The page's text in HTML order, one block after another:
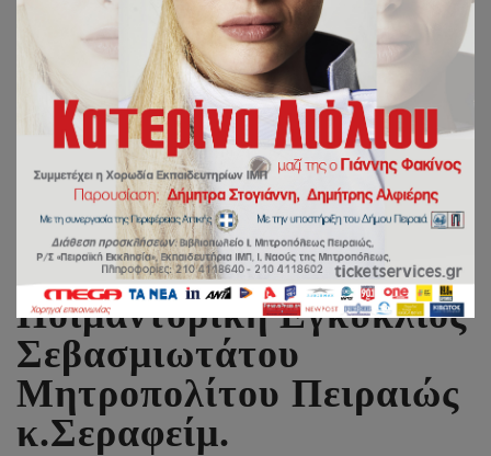
Χριστουγεννιάτικη
Ποιμαντορική Εγκύκλιος
Σεβασμιωτάτου
Μητροπολίτου Πειραιώς
κ.Σεραφείμ.